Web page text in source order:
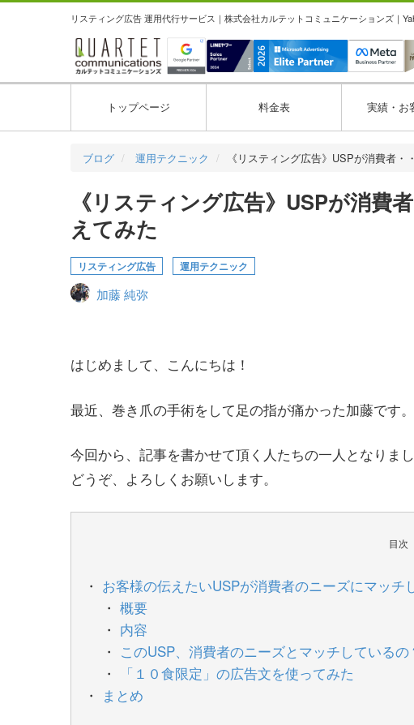
リスティング広告 運用代行サービス｜株式会社カルテットコミュニケーションズ｜
トップページ 料金表 実績・お
ブログ 運用テクニック 《リスティング広告》USPが消費者・
《リスティング広告》USPが消費
えてみた
リスティング広告 運用テクニック
加藤 純弥
はじめまして、こんにちは！
最近、巻き爪の手術をして足の指が痛かった加藤です。
今回から、記事を書かせて頂く人たちの一人となりまし
どうぞ、よろしくお願いします。
目次
お客様の伝えたいUSPが消費者のニーズにマッチ
概要
内容
このUSP、消費者のニーズとマッチしているの
「１０食限定」の広告文を使ってみた
まとめ